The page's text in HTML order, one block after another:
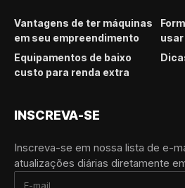
Vantagens de ter máquinas
em seu empreendimento
usar
Equipamentos de baixo
custo para renda extra
INSCREVA-SE
Inscreva-se em nossa lista de e-
atualizações diárias diretamente